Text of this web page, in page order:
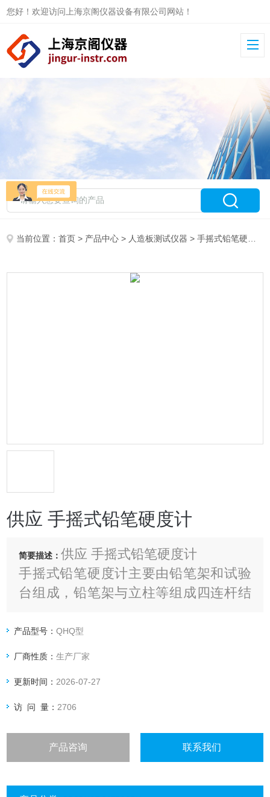
您好！欢迎访问上海京阁仪器设备有限公司网站！
当前位置：首页 > 产品中心 > 人造板测试仪器 >手摇式铅笔硬度计
供应 手摇式铅笔硬度计
简要描述：供应 手摇式铅笔硬度计
手摇式铅笔硬度计主要由铅笔架和试验
台组成，铅笔架与立柱等组成四连杆结
芯与试验台的交点上，并使铅笔与试验
台成45°夹角，并保持不变。
产品型号：QHQ型
厂商性质：生产厂家
更新时间： 2026-07-27
访 问 量： 2706
产品咨询 联系我们